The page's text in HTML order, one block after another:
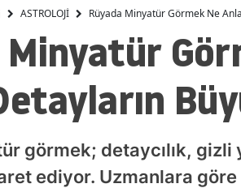
ASTROLOJİ Rüyada Minyatür Görmek Ne
Minyatür
görmek; detaycılık,
ediyor. Uzmanlara